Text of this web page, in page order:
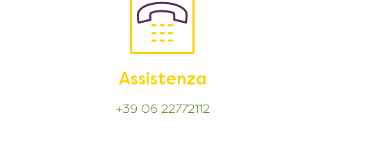
Assistenza
+39 06 22772112